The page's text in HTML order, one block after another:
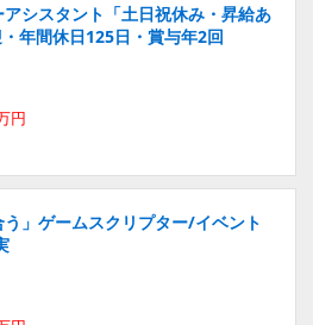
シスタント「土日祝休み・昇給あ
年間休日125日・賞与年2回
円
」ゲームスクリプター/イベント